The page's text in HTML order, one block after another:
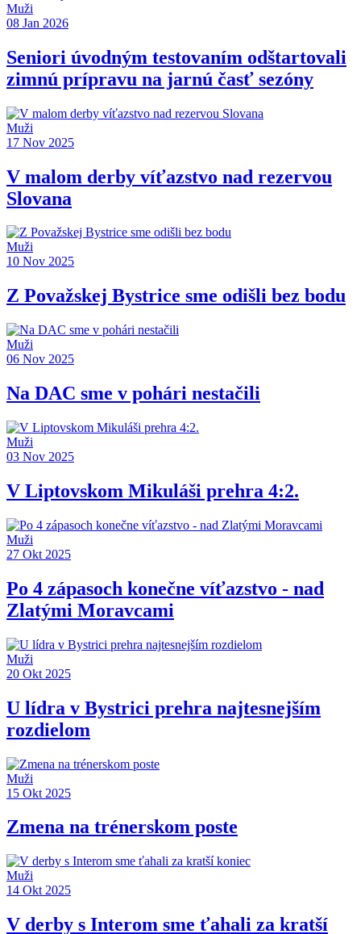
Muži
08 Jan 2026
Seniori úvodným testovaním odštartovali
zimnú prípravu na jarnú časť sezóny
Muži
17 Nov 2025
V malom derby víťazstvo nad rezervou
Slovana
Muži
10 Nov 2025
Z Považskej Bystrice sme odišli bez bodu
Muži
06 Nov 2025
Na DAC sme v pohári nestačili
Muži
03 Nov 2025
V Liptovskom Mikuláši prehra 4:2.
Muži
27 Okt 2025
Po 4 zápasoch konečne víťazstvo - nad
Zlatými Moravcami
Muži
20 Okt 2025
U lídra v Bystrici prehra najtesnejším
rozdielom
Muži
15 Okt 2025
Zmena na trénerskom poste
Muži
14 Okt 2025
V derby s Interom sme ťahali za kratší